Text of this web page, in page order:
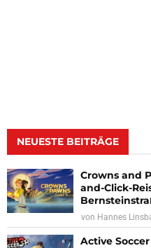
NEUESTE BEITRÄGE
Crowns and
and-Click-
von Hannes
Active